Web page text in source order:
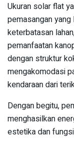
Ukuran solar flat
pemasangan
keterbatasan
pemanfaatan
dengan struktur
mengakomodasi
kendaraan dari
Dengan begitu,
menghasilkan
estetika dan